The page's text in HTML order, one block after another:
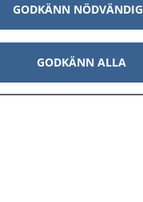
GODKÄNN
GODKÄNN ALLA